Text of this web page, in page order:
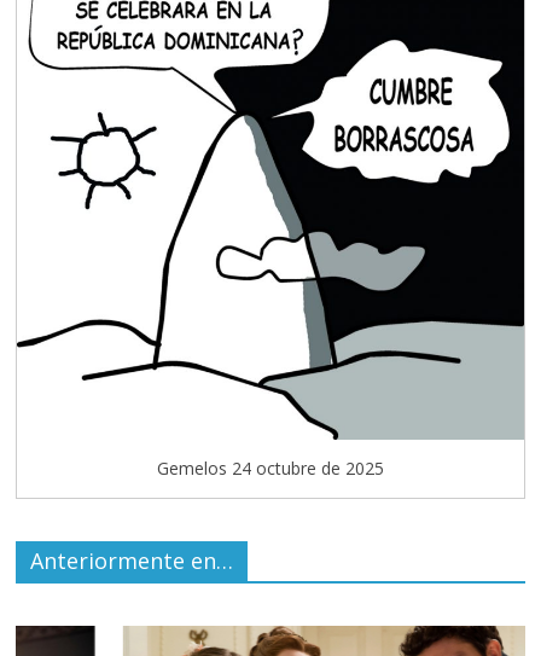
Gemelos 24 octubre de 2025
Anteriormente en…